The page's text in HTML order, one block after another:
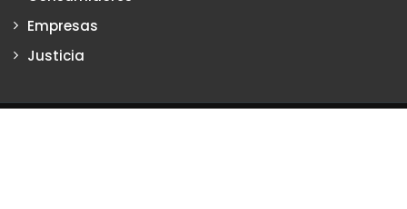
Empresas
Justicia